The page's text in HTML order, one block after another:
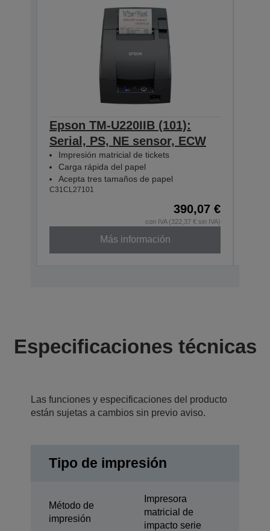
Epson TM-U220IIB (101):
Serial, PS, NE sensor, ECW
Impresión matricial de tickets
Carga rápida del papel
Acepta tres tamaños de papel
C31CL27101
390,07 €
con IVA (322,37 € sin IVA)
Más información
Especificaciones técnicas
Las funciones y especificaciones del producto
están sujetas a cambios sin previo aviso.
Tipo de impresión
Método de
impresión
Impresora
matricial de
impacto serie